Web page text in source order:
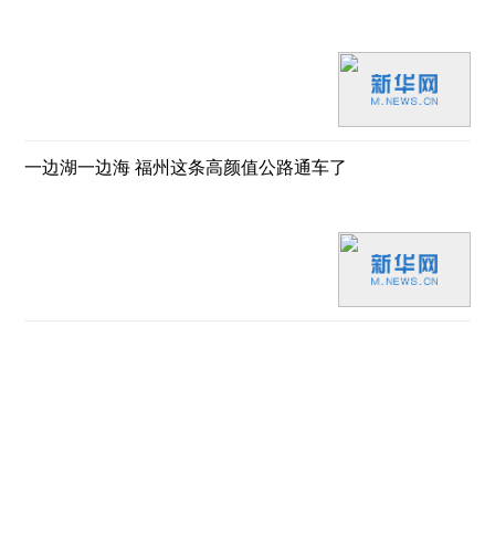
一边湖一边海 福州这条高颜值公路通车了